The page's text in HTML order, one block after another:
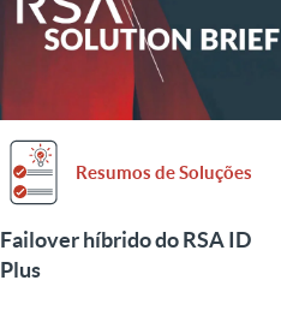
Resumos de Soluções
Failover híbrido do RSA ID
Plus